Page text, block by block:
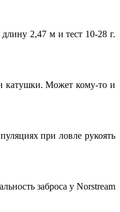
2,47 м и тест 10-28 г.
катушки. Может кому-то и
при ловле рукоять
заброса у Norstream